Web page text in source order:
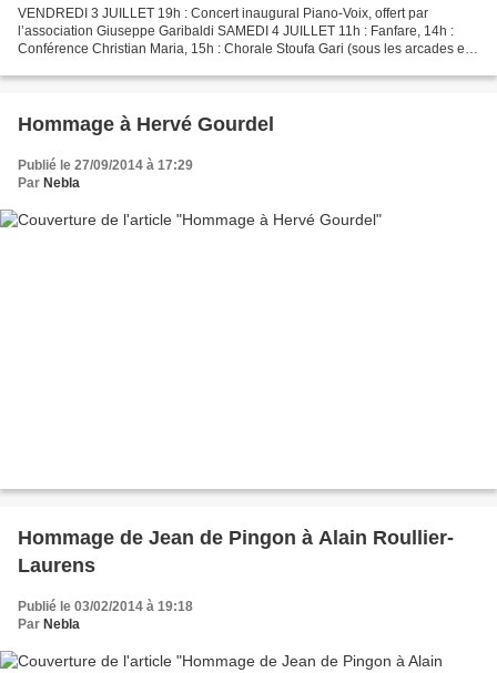
VENDREDI 3 JUILLET 19h : Concert inaugural Piano-Voix, offert par
l’association Giuseppe Garibaldi SAMEDI 4 JUILLET 11h : Fanfare, 14h :
Conférence Christian Maria, 15h : Chorale Stoufa Gari (sous les arcades et
Hommage à Hervé Gourdel
Publié le 27/09/2014 à 17:29
Par Nebla
Hommage de Jean de Pingon à Alain Roullier-
Laurens
Publié le 03/02/2014 à 19:18
Par Nebla